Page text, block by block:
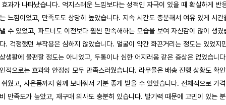
과가 나타났습니다. 억지스러운 느낌보다는 성적인 자극이 있을 때 확실하게 반
느낌이었고, 만족도도 상당히 높았습니다. 지속 시간도 충분해서 여유 있게 시간
수 있었고, 파트너도 이전보다 훨씬 만족해하는 모습을 보여 자신감이 많이 생겼
. 걱정했던 부작용은 심하지 않았습니다. 얼굴이 약간 화끈거리는 정도는 있었지
생활에 불편할 정도는 아니었고, 두통이나 심한 어지러움 같은 증상은 없었습니
적으로는 효과와 안정성 모두 만족스러웠습니다. 라무몰은 배송 진행 상황도 확
쉬웠고, 사은품까지 함께 보내줘서 기분 좋게 받을 수 있었습니다. 전체적으로 가격
만족도가 높았고, 재구매 의사도 충분히 있습니다. 발기력 때문에 고민이 있는 분